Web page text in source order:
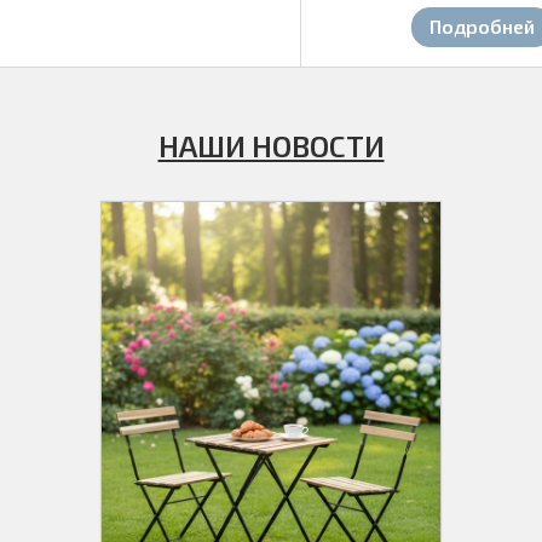
Подробней
НАШИ НОВОСТИ